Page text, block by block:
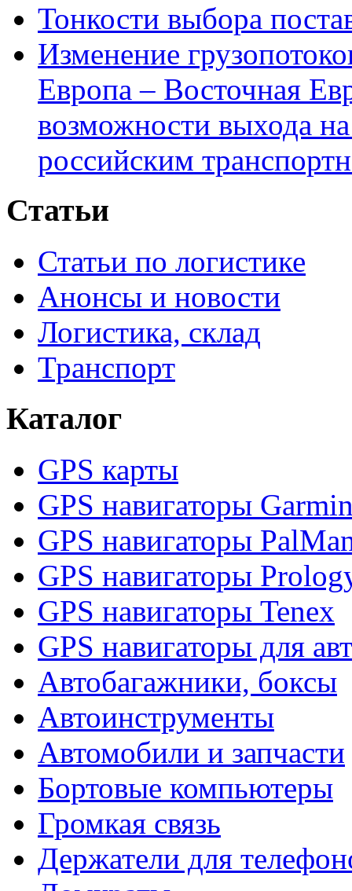
Тонкости выбора
Изменение
Европа – Восточная
возможности выхода
российским
Статьи
Статьи по логистике
Анонсы и новости
Логистика, склад
Транспорт
Каталог
GPS карты
GPS навигаторы
GPS навигаторы
GPS навигаторы
GPS навигаторы Tenex
GPS навигаторы для
Автобагажники, боксы
Автоинструменты
Автомобили и запчасти
Бортовые компьютеры
Громкая связь
Держатели для